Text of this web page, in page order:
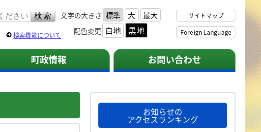
文字の大きさ 標準 大 最大
配色変更 白地 黒地
サイトマップ
Foreign Language
検索機能について
町政情報 お問い合わせ
お知らせの
アクセスランキング